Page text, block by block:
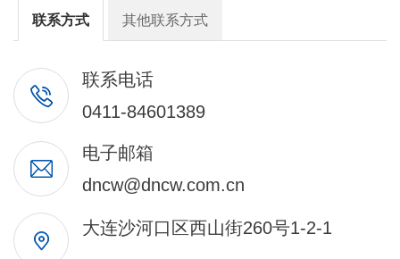
联系方式 其他联系方式
联系电话
0411-84601389
电子邮箱
dncw@dncw.com.cn
大连沙河口区西山街260号1-2-1